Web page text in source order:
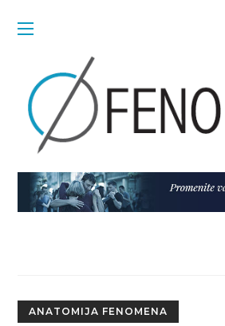
ANATOMIJA FENOMENA